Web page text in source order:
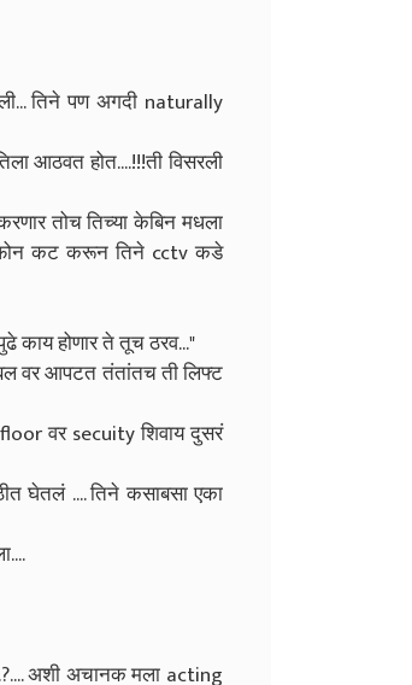
तिने पण अगदी naturally
आठवत होत....!!!ती विसरली
तोच तिच्या केबिन मधला
फोन कट करून तिने cctv कडे
काय होणार ते तूच ठरव..."
वर आपटत तंतांतच ती लिफ्ट
floor वर secuity शिवाय दुसरं
घेतलं .... तिने कसाबसा एका
अशी अचानक मला acting